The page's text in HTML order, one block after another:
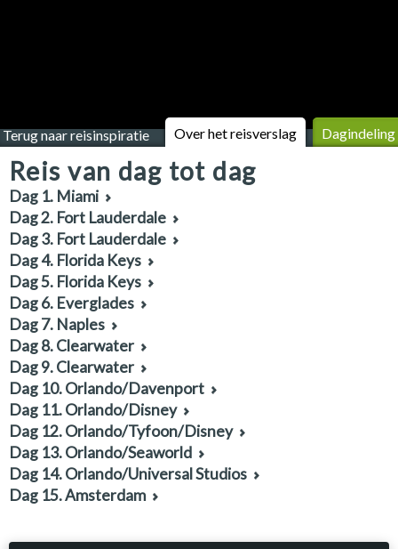
Terug naar reisinspiratie Over het reisverslag Dagindeling
Reis van dag tot dag
Dag 1. Miami
Dag 2. Fort Lauderdale
Dag 3. Fort Lauderdale
Dag 4. Florida Keys
Dag 5. Florida Keys
Dag 6. Everglades
Dag 7. Naples
Dag 8. Clearwater
Dag 9. Clearwater
Dag 10. Orlando/Davenport
Dag 11. Orlando/Disney
Dag 12. Orlando/Tyfoon/Disney
Dag 13. Orlando/Seaworld
Dag 14. Orlando/Universal Studios
Dag 15. Amsterdam